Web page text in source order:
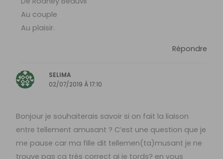
Au couple
Au plaisir.
Répondre
SELIMA
02/07/2019 À 17:10
Bonjour je souhaiterais savoir si on fait la liaison
entre tellement amusant ? C’est une question que je
me pause car ma fille dit tellemen(ta)musant je ne
trouve pas ça très correct ai je tords? en vous